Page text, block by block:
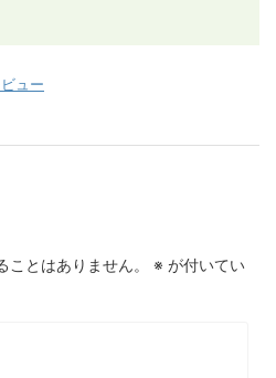
ュー
ことはありません。 ※ が付いてい